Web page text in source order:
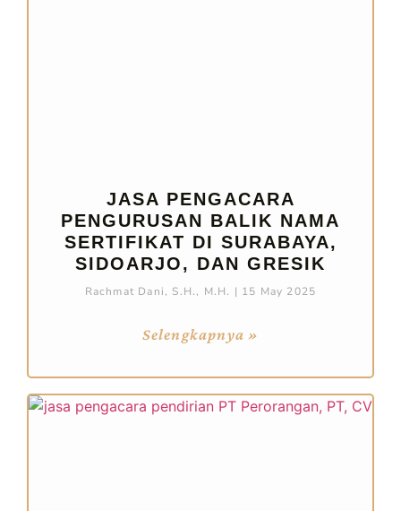
JASA PENGACARA
PENGURUSAN BALIK NAMA
SERTIFIKAT DI SURABAYA,
SIDOARJO, DAN GRESIK
Rachmat Dani, S.H., M.H. 15 May 2025
Selengkapnya »